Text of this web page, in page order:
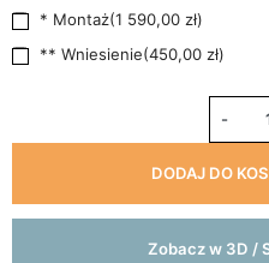
* Montaż(1 590,00 zł)
** Wniesienie(450,00 zł)
-
DODAJ DO
Zobacz w 3D /